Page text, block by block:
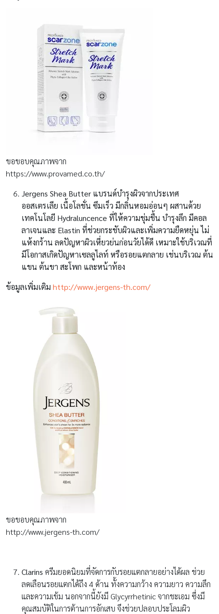
ขอขอบคุณภาพจาก
https://www.provamed.co.th/
Jergens Shea Butter แบรนด์บำรุงผิวจากประเทศ
ออสเตรเลีย เนื้อโลชั่น ซึมเร็ว มีกลิ่นหอมอ่อนๆ ผสานด้วย
เทคโนโลยี Hydraluncence ที่ให้ความชุ่มชื้น บำรุงลึก มีคอล
ลาเจนและ Elastin ที่ช่วยกระชับผิวและเพิ่มความยืดหยุ่น ไม่
แห้งกร้าน ลดปัญหาผิวเหี่ยวย่นก่อนวัยได้ดี เหมาะใช้บริเวณที่
มีโอกาสเกิดปัญหาเซลลูไลท์ หรือรอยแตกลาย เช่นบริเวณ ต้น
แขน ต้นขา สะโพก และหน้าท้อง
ข้อมูลเพิ่มเติม http://www.jergens-th.com/
ขอขอบคุณภาพจาก
http://www.jergens-th.com/
Clarins ครีมยอดนิยมที่จัดการกับรอยแตกลายอย่างได้ผล ช่วย
ลดเลือนรอยแตกได้ถึง 4 ด้าน ทั้งความกว้าง ความยาว ความลึก
และความเข้ม นอกจากนี้ยังมี Glycyrrhetinic จากชะเอม ซึ่งมี
คุณสมบัติในการต้านการอักเสบ จึงช่วยปลอบประโลมผิว